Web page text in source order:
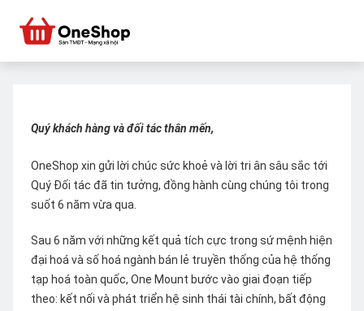
Quý khách hàng và đối tác thân mến,
OneShop xin gửi lời chúc sức khoẻ và lời tri ân sâu sắc tới
Quý Đối tác đã tin tưởng, đồng hành cùng chúng tôi trong
suốt 6 năm vừa qua.
Sau 6 năm với những kết quả tích cực trong sứ mệnh hiện
đại hoá và số hoá ngành bán lẻ truyền thống của hệ thống
tạp hoá toàn quốc, One Mount bước vào giai đoạn tiếp
theo: kết nối và phát triển hệ sinh thái tài chính, bất động